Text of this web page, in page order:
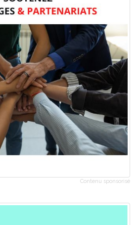
Contenu sponsorisé